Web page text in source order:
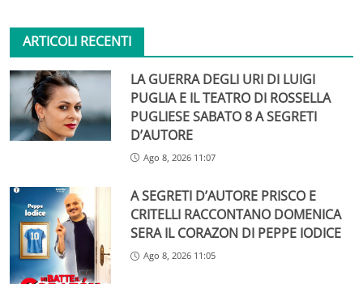
ARTICOLI RECENTI
LA GUERRA DEGLI URI DI LUIGI
PUGLIA E IL TEATRO DI ROSSELLA
PUGLIESE SABATO 8 A SEGRETI
D’AUTORE
Ago 8, 2026 11:07
A SEGRETI D’AUTORE PRISCO E
CRITELLI RACCONTANO DOMENICA
SERA IL CORAZON DI PEPPE IODICE
Ago 8, 2026 11:05